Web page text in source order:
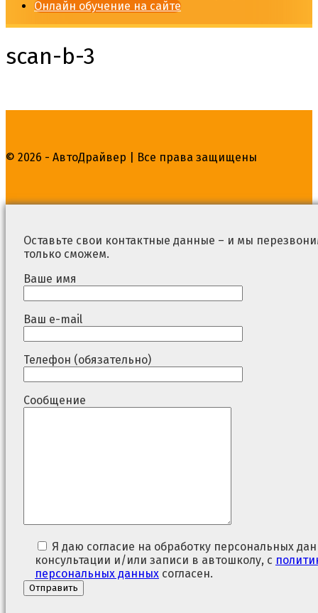
Онлайн обучение на сайте
scan-b-3
© 2026 - АвтоДрайвер | Все права защищены
Оставьте свои контактные данные – и мы
только сможем.
Ваше имя
Ваш e-mail
Телефон (обязательно)
Сообщение
Я даю согласие на обработку персональных
консультации и/или записи в автошколу, с
персональных данных согласен.